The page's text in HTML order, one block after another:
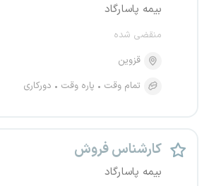
بیمه پاسارگاد
منقضی شده
قزوین
تمام وقت
پاره وقت دورکاری
کارشناس فروش
بیمه پاسارگاد